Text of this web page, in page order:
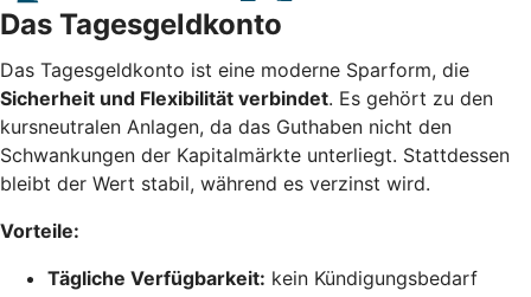
Das Tagesgeldkonto
Das Tagesgeldkonto ist eine moderne Sparform, die
Sicherheit und Flexibilität verbindet. Es gehört zu den
kursneutralen Anlagen, da das Guthaben nicht den
Schwankungen der Kapitalmärkte unterliegt. Stattdessen
bleibt der Wert stabil, während es verzinst wird.
Vorteile:
Tägliche Verfügbarkeit: kein Kündigungsbedarf